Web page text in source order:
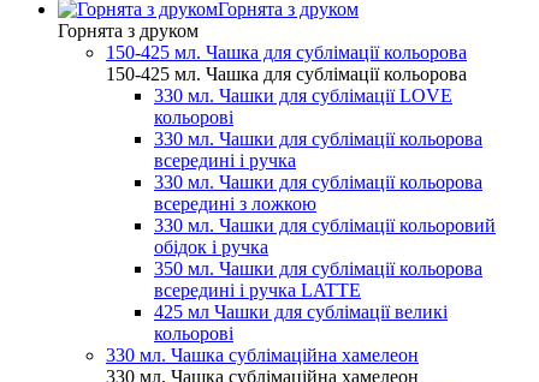
Горнята з друком
Горнята з друком
150-425 мл. Чашка для сублімації кольорова
150-425 мл. Чашка для сублімації кольорова
330 мл. Чашки для сублімації LOVE
кольорові
330 мл. Чашки для сублімації кольорова
всередині і ручка
330 мл. Чашки для сублімації кольорова
всередині з ложкою
330 мл. Чашки для сублімації кольоровий
обідок і ручка
350 мл. Чашки для сублімації кольорова
всередині і ручка LATTE
425 мл Чашки для сублімації великі
кольорові
330 мл. Чашка сублімаційна хамелеон
330 мл. Чашка сублімаційна хамелеон